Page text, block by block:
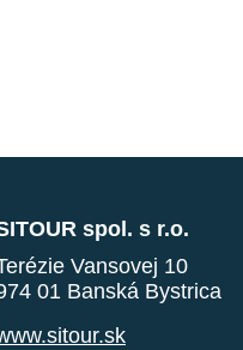
spol. s r.o.
Vansovej 10
01 Banská Bystrica